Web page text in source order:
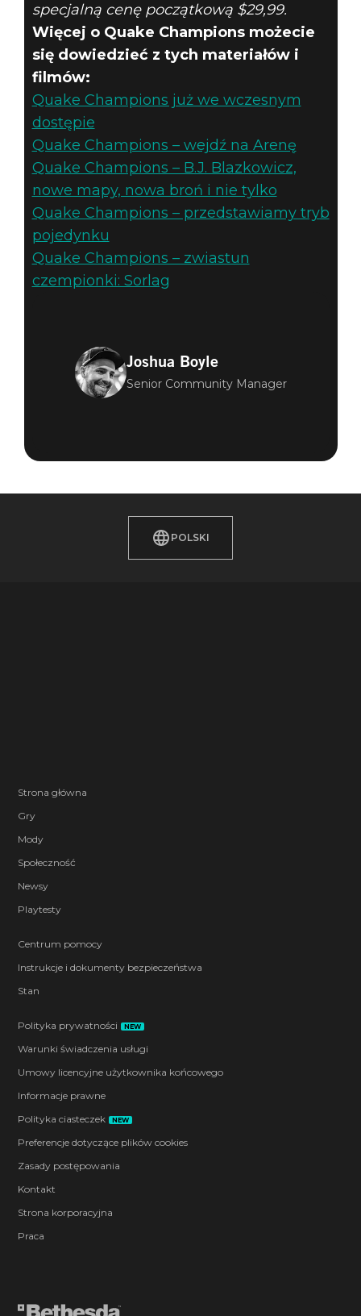
specjalną cenę początkową $29,99.
Więcej o Quake Champions możecie
się dowiedzieć z tych materiałów i
filmów:
Quake Champions już we wczesnym
dostępie
Quake Champions – wejdź na Arenę
Quake Champions – B.J. Blazkowicz,
nowe mapy, nowa broń i nie tylko
Quake Champions – przedstawiamy tryb
pojedynku
Quake Champions – zwiastun
czempionki: Sorlag
Joshua Boyle
Senior Community Manager
POLSKI
Strona główna
Gry
Mody
Społeczność
Newsy
Playtesty
Centrum pomocy
Instrukcje i dokumenty bezpieczeństwa
Stan
Polityka prywatności NEW
Warunki świadczenia usługi
Umowy licencyjne użytkownika końcowego
Informacje prawne
Polityka ciasteczek
NEW
Preferencje dotyczące plików cookies
Zasady postępowania
Kontakt
Strona korporacyjna
Praca